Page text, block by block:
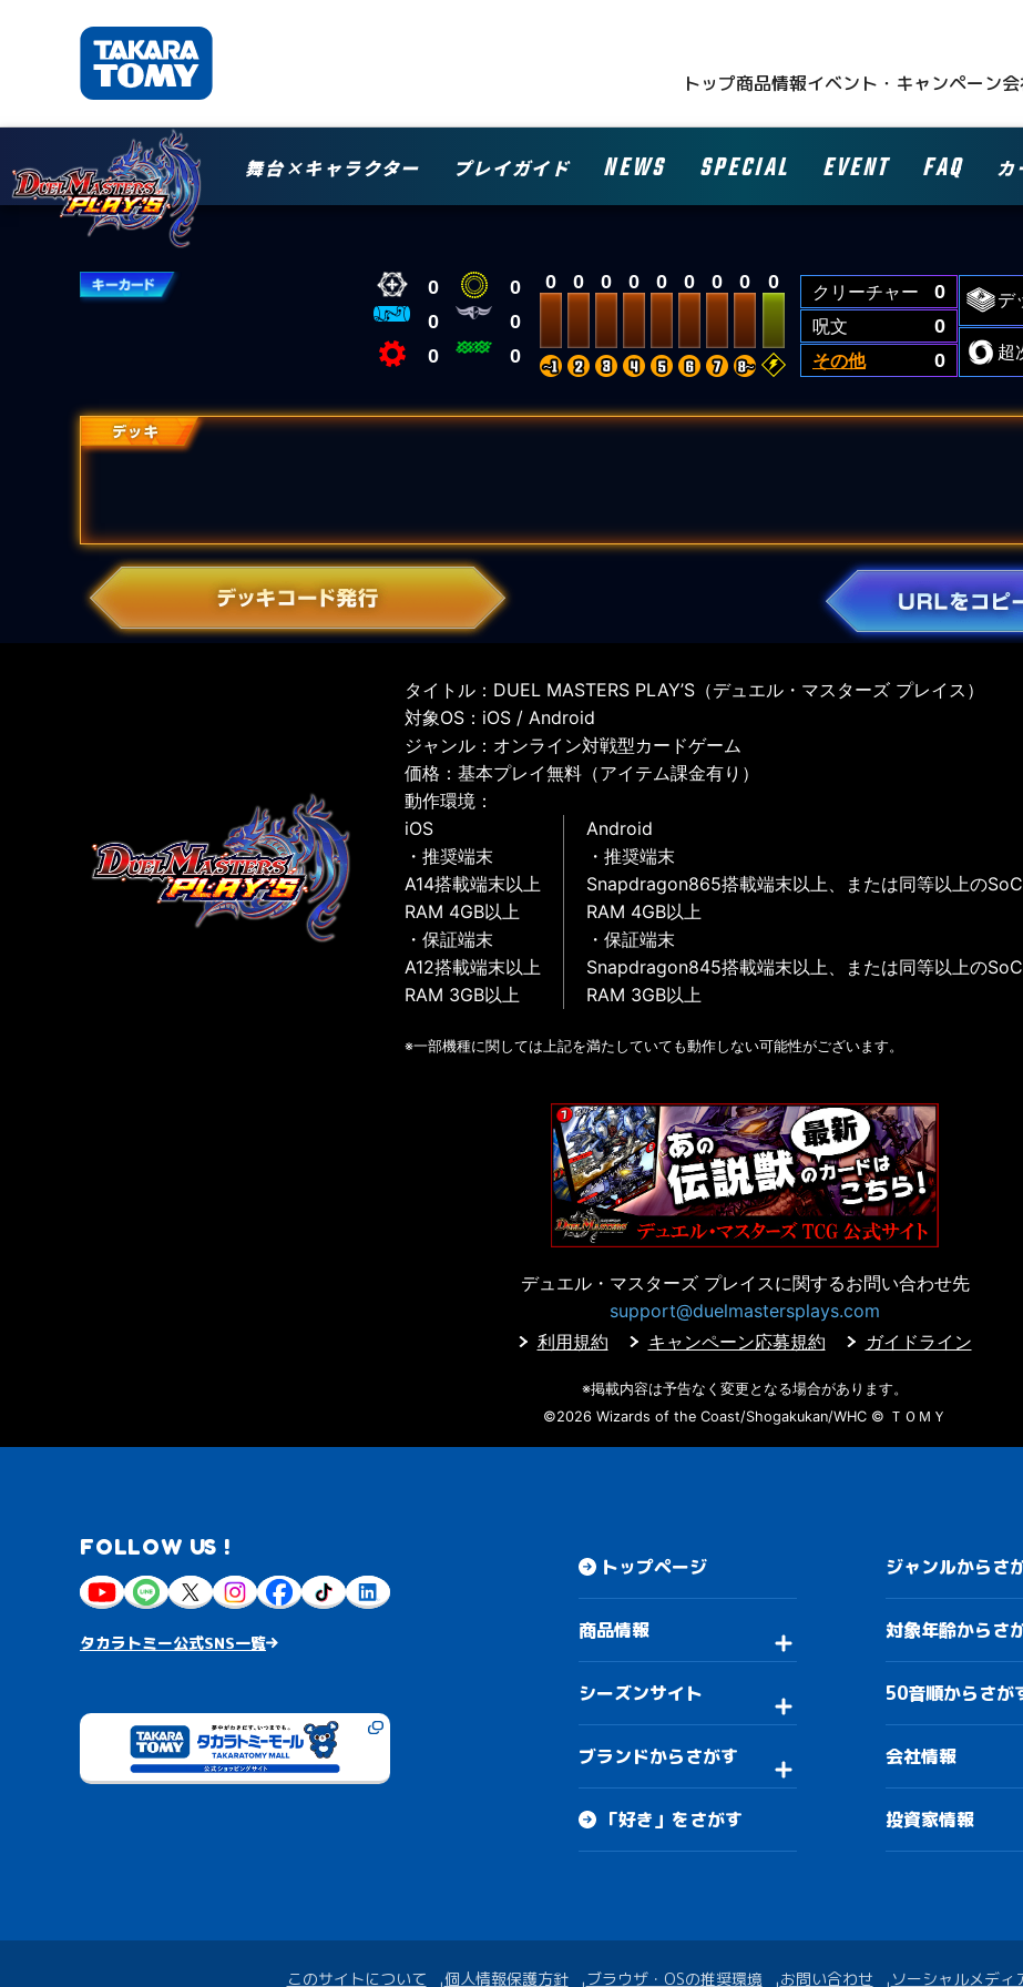
トップ商品情報イベント・キャンペーン
舞台×キャラクター プレイガイド NEWS SPECIAL EVENT FAQ カ
0
0
0
0
0
0
0 0 0 0 0 0 0 0 0 クリーチャー
0
呪文
0
その他
0
デ
超
タイトル：DUEL MASTERS PLAY’S（デュエル・マスターズ プレイス）
対象OS：iOS / Android
ジャンル：オンライン対戦型カードゲーム
価格：基本プレイ無料（アイテム課金有り）
動作環境：
iOS
・推奨端末
A14搭載端末以上
RAM 4GB以上
・保証端末
A12搭載端末以上
RAM 3GB以上
Android
・推奨端末
Snapdragon865搭載端末以上、または同等以上の
RAM 4GB以上
・保証端末
Snapdragon845搭載端末以上、または同等以上の
RAM 3GB以上
※一部機種に関しては上記を満たしていても動作しない可能性がございます。
デュエル・マスターズ プレイスに関するお問い合わせ先
support@duelmastersplays.com
利用規約
キャンペーン応募規約 ガイドライン
※掲載内容は予告なく変更となる場合があります。
©2026 Wizards of the Coast/Shogakukan/WHC © ＴＯＭＹ
FOLLOW US !
タカラトミー公式SNS一覧
トップページ
商品情報
シーズンサイト
ブランドからさがす
「好き」をさがす
ジャンルからさ
対象年齢からさ
50音順からさが
会社情報
投資家情報
このサイトについて 個人情報保護方針 ブラウザ・OSの推奨環境 お問い合わせ ソーシャルメディ